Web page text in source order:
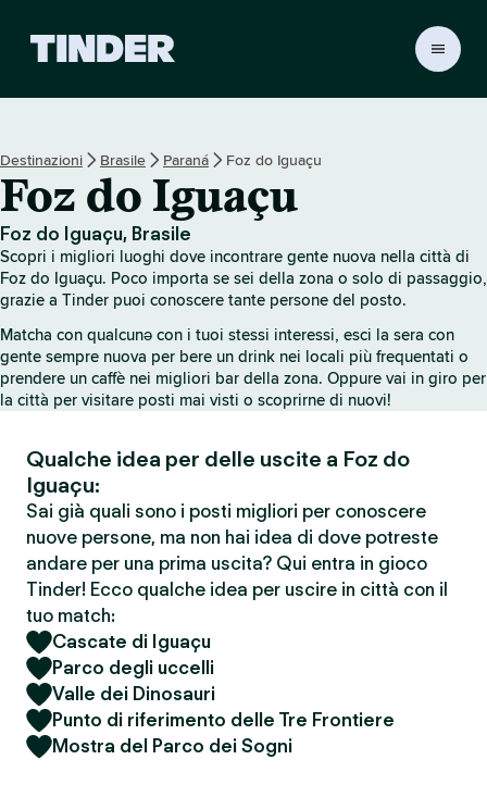
i
T
i
n
d
e
r
Destinazioni Brasile Paraná Foz do Iguaçu
Foz do Iguaçu
Foz do Iguaçu, Brasile
Scopri i migliori luoghi dove incontrare gente nuova nella città di
Foz do Iguaçu. Poco importa se sei della zona o solo di passaggio,
grazie a Tinder puoi conoscere tante persone del posto.
Matcha con qualcunə con i tuoi stessi interessi, esci la sera con
gente sempre nuova per bere un drink nei locali più frequentati o
prendere un caffè nei migliori bar della zona. Oppure vai in giro per
la città per visitare posti mai visti o scoprirne di nuovi!
Qualche idea per delle uscite a Foz do
Iguaçu:
Sai già quali sono i posti migliori per conoscere
nuove persone, ma non hai idea di dove potreste
andare per una prima uscita? Qui entra in gioco
Tinder! Ecco qualche idea per uscire in città con il
tuo match:
Cascate di Iguaçu
Parco degli uccelli
Valle dei Dinosauri
Punto di riferimento delle Tre Frontiere
Mostra del Parco dei Sogni